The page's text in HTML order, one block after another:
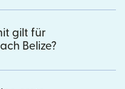
gilt für
Belize?